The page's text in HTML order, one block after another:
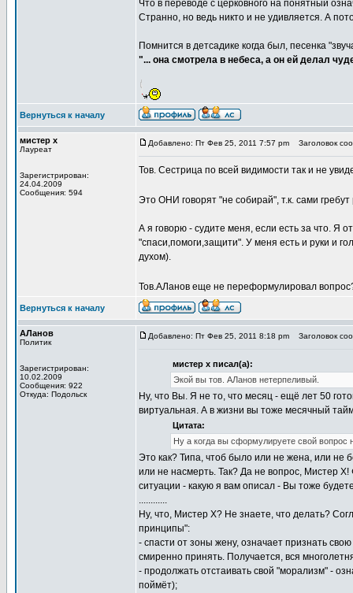
Что в переводе с церковного на понятный
Странно, но ведь никто и не удивляется. А
Помнится в детсадике когда был, песенка
"... она смотрела в небеса, а он ей делал
Вернуться к началу
мистер х
Лауреат
Зарегистрирован:
24.04.2009
Сообщения: 594
Добавлено: Пт Фев 25, 2011 7:57 pm Заголовок
Тов. Сестрица по всей видимости так и не
Это ОНИ говорят "не собирай", т.к. сами
А я говорю - судите меня, если есть за что. Я
"спаси,помоги,защити". У меня есть и руки и
духом).
Тов.АЛанов еще не переформулировал
Вернуться к началу
АЛанов
Политик
Зарегистрирован:
10.02.2009
Сообщения: 922
Откуда: Подольск
Добавлено: Пт Фев 25, 2011 8:18 pm Заголовок
мистер х писал(а):
Экой вы тов. АЛанов нетерпеливый.
Ну, что Вы. Я не то, что месяц - ещё лет 50
виртуальная. А в жизни вы тоже месячный
Цитата:
Ну а когда вы сформулируете свой вопрос
Это как? Типа, чтоб было или не жена, или
или не насмерть. Так? Да не вопрос, Мистер
ситуации - какую я вам описал - Вы тоже
............
Ну, что, Мистер Х? Не знаете, что делать?
принципы":
- спасти от зоны жену, означает признать
смиренно принять. Получается, вся
- продолжать отстаивать свой "морализм" -
поймёт);